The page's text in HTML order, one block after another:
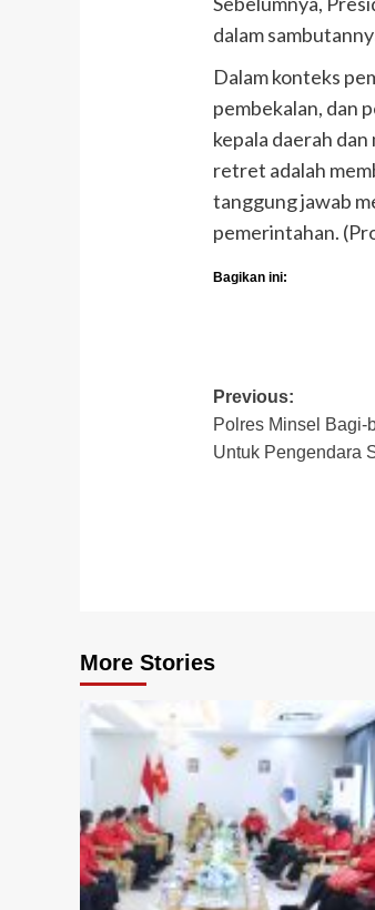
dalam
Dalam konteks
pembekalan, dan
kepala daerah
retret adalah
tanggung jawab
pemerintahan.
Bagikan ini:
Post
Previous:
Polres Minsel Bagi-
Untuk Pengendara
More Stories